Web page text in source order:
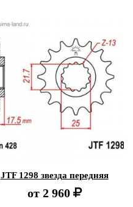
JTF 1298 звезда передняя
от 2 960